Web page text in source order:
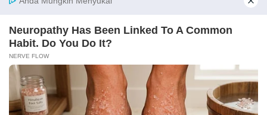
Kabarbaru.co menyajikan berita aktual dan
Follow Kabarbaru